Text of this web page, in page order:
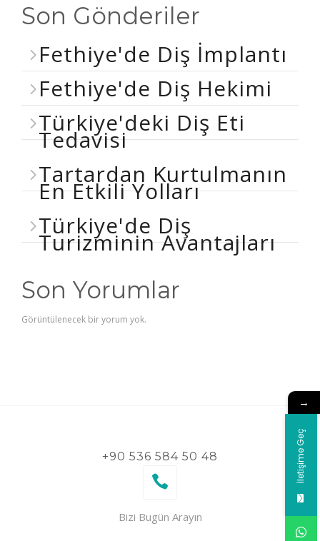
Son Gönderiler
Fethiye'de Diş İmplantı
Fethiye'de Diş Hekimi
Türkiye'deki Diş Eti
Tedavisi
Tartardan Kurtulmanın
En Etkili Yolları
Türkiye'de Diş
Turizminin Avantajları
Son Yorumlar
Görüntülenecek bir yorum yok.
+90 536 584 50 48
Bizi Bugün Arayın
→
İletişime Geç